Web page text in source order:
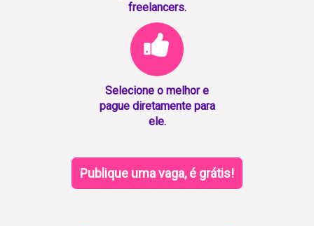
freelancers.
Selecione o melhor e
pague diretamente para
ele.
Publique uma vaga, é grátis!